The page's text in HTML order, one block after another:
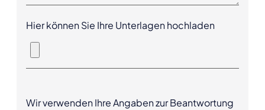
Hier können Sie Ihre Unterlagen hochladen
Wir verwenden Ihre Angaben zur Beantwortung